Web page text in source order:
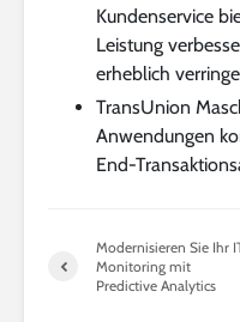
Kundenservice
Leistung
erheblich
TransUnion
Anwendungen
End-
Modernisieren Sie Ihr
Monitoring mit
Predictive Analytics